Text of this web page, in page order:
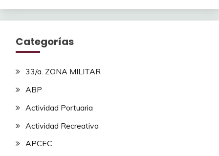
Categorías
33/a. ZONA MILITAR
ABP
Actividad Portuaria
Actividad Recreativa
APCEC